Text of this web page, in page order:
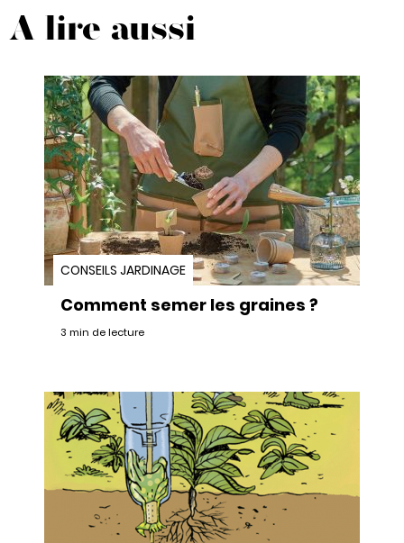
A lire aussi
CONSEILS JARDINAGE
Comment semer les graines ?
3 min de lecture